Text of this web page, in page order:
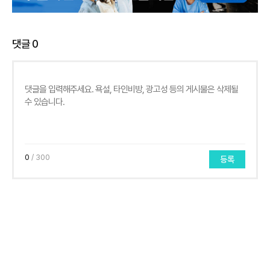
댓글0
0 / 300 등록